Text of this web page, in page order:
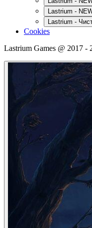
Lastrium -
Lastrium -
Cookies
Lastrium Games @ 2017 -